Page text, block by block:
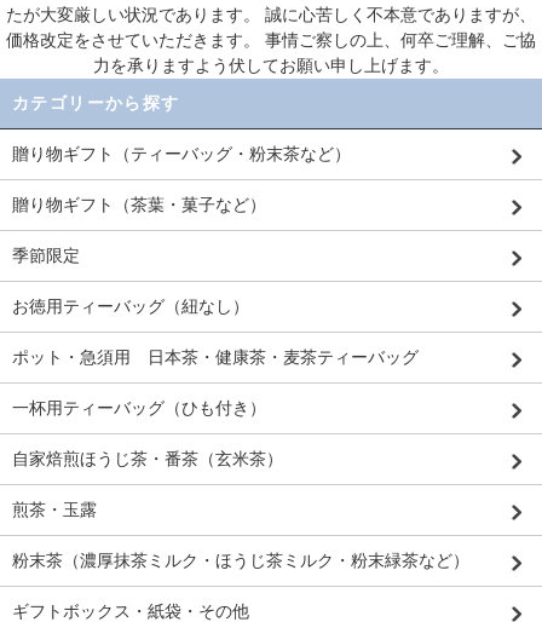
たが大変厳しい状況であります。 誠に心苦しく不本意でありますが、
価格改定をさせていただきます。 事情ご察しの上、何卒ご理解、ご協
力を承りますよう伏してお願い申し上げます。
カテゴリーから探す
贈り物ギフト（ティーバッグ・粉末茶など）
贈り物ギフト（茶葉・菓子など）
季節限定
お徳用ティーバッグ（紐なし）
ポット・急須用 日本茶・健康茶・麦茶ティーバッグ
一杯用ティーバッグ（ひも付き）
自家焙煎ほうじ茶・番茶（玄米茶）
煎茶・玉露
粉末茶（濃厚抹茶ミルク・ほうじ茶ミルク・粉末緑茶など）
ギフトボックス・紙袋・その他